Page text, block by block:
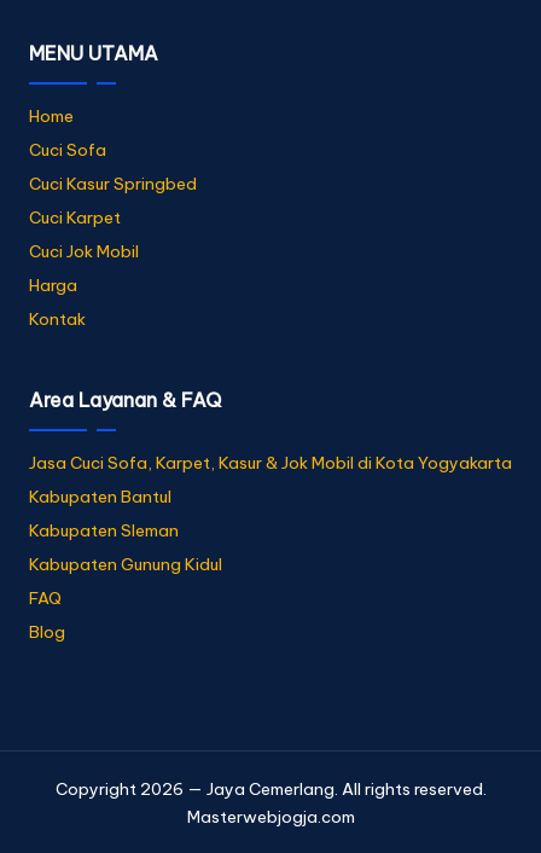
MENU UTAMA
Home
Cuci Sofa
Cuci Kasur Springbed
Cuci Karpet
Cuci Jok Mobil
Harga
Kontak
Area Layanan & FAQ
Jasa Cuci Sofa, Karpet, Kasur & Jok Mobil di Kota Yogyakarta
Kabupaten Bantul
Kabupaten Sleman
Kabupaten Gunung Kidul
FAQ
Blog
Copyright 2026 — Jaya Cemerlang. All rights reserved.
Masterwebjogja.com